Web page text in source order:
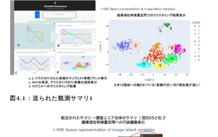
図4.1：送られた観測サマリ1